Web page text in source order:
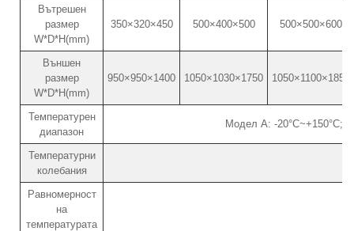
Вътрешен
размер
W*D*H(mm)
350×320×450 500×400×500 500×500×600
Външен
размер
W*D*H(mm)
950×950×1400 1050×1030×1750 1050×1100×1850
Температурен
диапазон
Модел A: -20°C~+150°C;
Температурни
колебания
Равномерност
на
температурата